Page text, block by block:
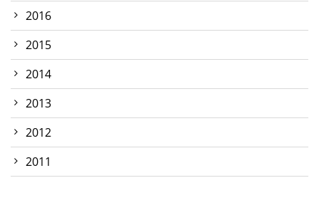
2016
2015
2014
2013
2012
2011